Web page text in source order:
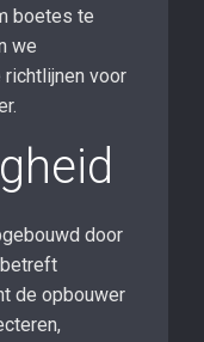
boetes te
we
voor
door
de opbouwer